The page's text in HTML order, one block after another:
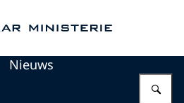
Nieuws